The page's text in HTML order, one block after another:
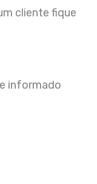
cliente fique
informado